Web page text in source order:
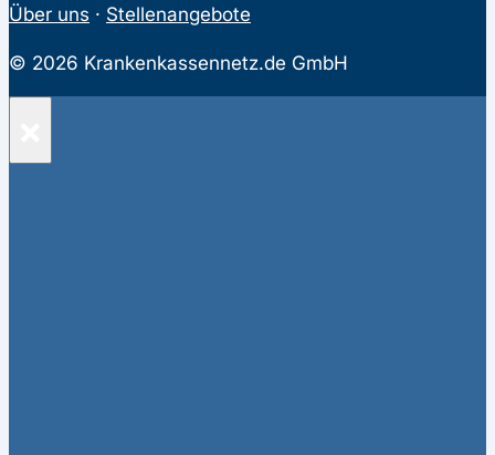
Über uns · Stellenangebote
© 2026 Krankenkassennetz.de GmbH